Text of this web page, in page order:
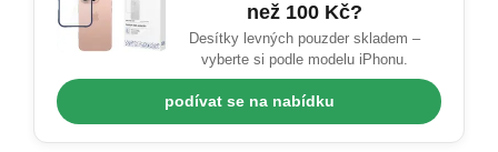
než 100 Kč?
Desítky levných pouzder skladem –
vyberte si podle modelu iPhonu.
podívat se na nabídku